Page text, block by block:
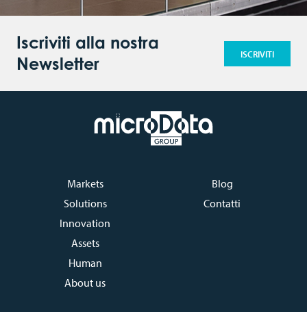
Iscriviti alla nostra
Newsletter
ISCRIVITI
Markets
Solutions
Innovation
Assets
Human
About us
Blog
Contatti